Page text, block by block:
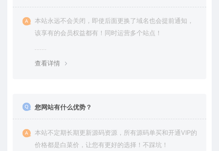
本站永远不会关闭，即使后面更换了域名也会提前通知，
该享有的会员权益都有！同时运营多个站点！
查看详情
您网站有什么优势？
本站不定期长期更新源码资源，所有源码单买和开通VIP的
价格都是白菜价，让您有更好的选择！不踩坑！